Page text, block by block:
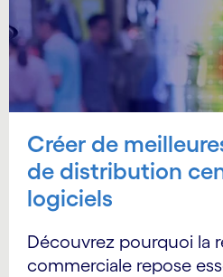
Créer de
de distribution
logiciels
Découvrez pourquoi la
commerciale repose